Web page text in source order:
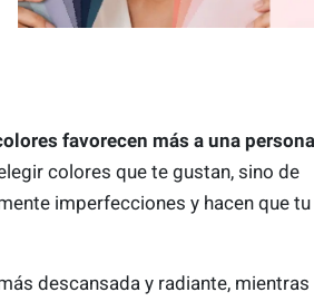
favorecen más a una persona
colores que te gustan, sino de
imperfecciones y hacen que tu
descansada y radiante, mientras